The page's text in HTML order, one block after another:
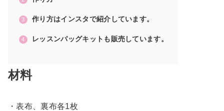
作り方はインスタで紹介しています。
レッスンバッグキットも販売しています。
材料
・表布、裏布各1枚